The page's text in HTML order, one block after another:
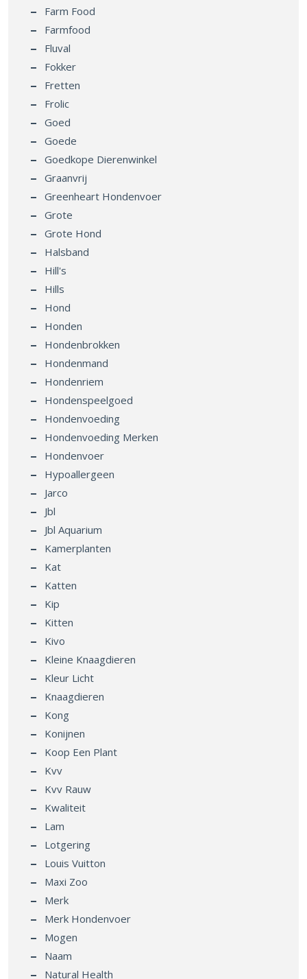
Farm Food
Farmfood
Fluval
Fokker
Fretten
Frolic
Goed
Goede
Goedkope Dierenwinkel
Graanvrij
Greenheart Hondenvoer
Grote
Grote Hond
Halsband
Hill's
Hills
Hond
Honden
Hondenbrokken
Hondenmand
Hondenriem
Hondenspeelgoed
Hondenvoeding
Hondenvoeding Merken
Hondenvoer
Hypoallergeen
Jarco
Jbl
Jbl Aquarium
Kamerplanten
Kat
Katten
Kip
Kitten
Kivo
Kleine Knaagdieren
Kleur Licht
Knaagdieren
Kong
Konijnen
Koop Een Plant
Kvv
Kvv Rauw
Kwaliteit
Lam
Lotgering
Louis Vuitton
Maxi Zoo
Merk
Merk Hondenvoer
Mogen
Naam
Natural Health